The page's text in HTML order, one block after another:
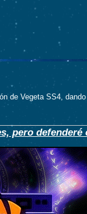
de Vegeta SS4,
pero